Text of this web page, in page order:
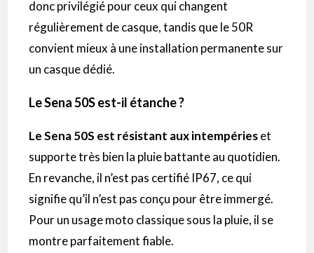
donc privilégié pour ceux qui changent
régulièrement de casque, tandis que le 50R
convient mieux à une installation permanente sur
un casque dédié.
Le Sena 50S est-il étanche ?
Le Sena 50S est résistant aux intempérieset
supporte très bien la pluie battante au quotidien.
En revanche, il n’est pas certifié IP67, ce qui
signifie qu’il n’est pas conçu pour être immergé.
Pour un usage moto classique sous la pluie, il se
montre parfaitement fiable.